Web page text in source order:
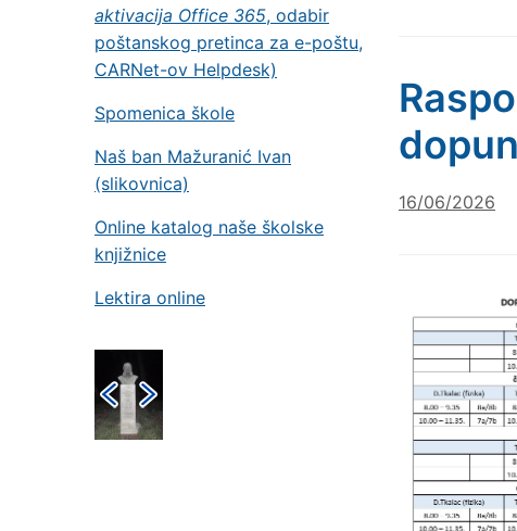
aktivacija Office 365, odabir
poštanskog pretinca za e-poštu,
CARNet-ov Helpdesk)
Spomenica škole
Naš ban Mažuranić Ivan
(slikovnica)
Online katalog naše školske
knjižnice
Lektira online
16/06/2026